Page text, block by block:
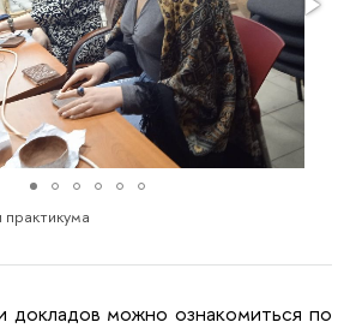
докладов можно ознакомиться по